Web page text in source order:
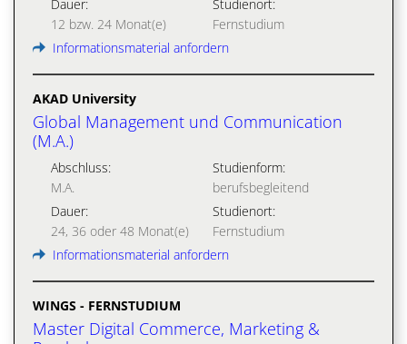
Dauer:
12 bzw. 24 Monat(e)
Studienort:
Fernstudium
Informationsmaterial anfordern
AKAD University
Global Management und Communication
(M.A.)
Abschluss:
M.A.
Studienform:
berufsbegleitend
Dauer:
24, 36 oder 48 Monat(e)
Studienort:
Fernstudium
Informationsmaterial anfordern
WINGS - FERNSTUDIUM
Master Digital Commerce, Marketing &